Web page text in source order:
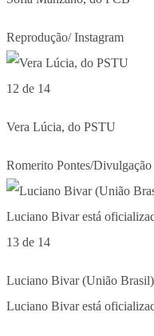
Reprodução/ Instagram
12 de 14
Vera Lúcia, do PSTU
Romerito Pontes/Divulgação
13 de 14
Luciano Bivar (União
Luciano Bivar está